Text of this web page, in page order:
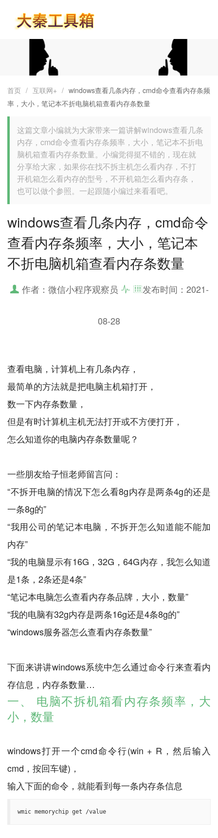
首页 / 互联网+ / windows查看几条内存，cmd命令查看内存条频
率，大小，笔记本不折电脑机箱查看内存条数量
这篇文章小编就为大家带来一篇讲解windows查看几条
内存，cmd命令查看内存条频率，大小，笔记本不折电
脑机箱查看内存条数量。小编觉得挺不错的，现在就
分享给大家，如果你在找不拆主机怎么看内存，不打
开机箱怎么看内存的型号，不开机箱怎么看内存条，
也可以做个参照。一起跟随小编过来看看吧。
windows查看几条内存，cmd命令
查看内存条频率，大小，笔记本
不折电脑机箱查看内存条数量
作者：微信小程序观察员 发布时间： 2021-
08-28
查看电脑，计算机上有几条内存，
最简单的方法就是把电脑主机箱打开，
数一下内存条数量，
但是有时计算机主机无法打开或不方便打开，
怎么知道你的电脑内存条数量呢？
一些朋友给子恒老师留言问：
“不拆开电脑的情况下怎么看8g内存是两条4g的还是
一条8g的”
“我用公司的笔记本电脑，不拆开怎么知道能不能加
内存”
“我的电脑显示有16G，32G，64G内存，我怎么知道
是1条，2条还是4条”
“笔记本电脑怎么查看内存条品牌，大小，数量”
“我的电脑有32g内存是两条16g还是4条8g的”
“windows服务器怎么查看内存条数量”
下面来讲讲windows系统中怎么通过命令行来查看内
一、 电脑不拆机箱看内存条频率，大
小，数量
windows打开一个cmd命令行(win + R，然后输入
cmd，按回车键)，
wmic memorychip get /value